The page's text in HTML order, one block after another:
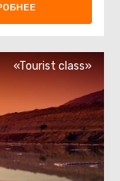
«Tourist class»